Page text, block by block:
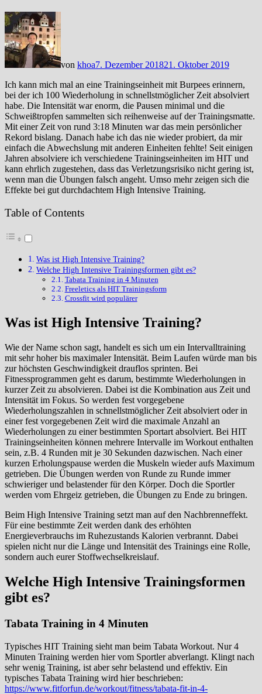
von khoa7. Dezember 201821. Oktober 2019
Ich kann mich mal an eine Trainingseinheit mit Burpees erinnern,
bei der ich 100 Wiederholung in schnellstmöglicher Zeit absolviert
habe. Die Intensität war enorm, die Pausen minimal und die
Schweißtropfen sammelten sich reihenweise auf der Trainingsmatte.
Mit einer Zeit von rund 3:18 Minuten war das mein persönlicher
Rekord bislang. Danach habe ich das nie wieder probiert, da mir
einfach die Abwechslung mit anderen Einheiten fehlte! Seit einigen
Jahren absolviere ich verschiedene Trainingseinheiten im HIT und
kann ehrlich zugestehen, dass das Verletzungsrisiko nicht gering ist,
wenn man die Übungen falsch angeht. Umso mehr zeigen sich die
Effekte bei gut durchdachtem High Intensive Training.
Table of Contents
Was ist High Intensive Training?
Welche High Intensive Trainingsformen gibt es?
Tabata Training in 4 Minuten
Freeletics als HIT Trainingsform
Crossfit wird populärer
Was ist High Intensive Training?
Wie der Name schon sagt, handelt es sich um ein Intervalltraining
mit sehr hoher bis maximaler Intensität. Beim Laufen würde man bis
zur höchsten Geschwindigkeit drauflos sprinten. Bei
Fitnessprogrammen geht es darum, bestimmte Wiederholungen in
kurzer Zeit zu absolvieren. Dabei ist die Kombination aus Zeit und
Intensität im Fokus. So werden fest vorgegebene
Wiederholungszahlen in schnellstmöglicher Zeit absolviert oder in
einer fest vorgegebenen Zeit wird die maximale Anzahl an
Wiederholungen zu einer bestimmten Sportart absolviert. Bei HIT
Trainingseinheiten können mehrere Intervalle im Workout enthalten
sein, z.B. 4 Runden mit je 30 Sekunden dazwischen. Nach einer
kurzen Erholungspause werden die Muskeln wieder aufs Maximum
getrieben. Die Übungen werden von Runde zu Runde immer
schwieriger und belastender für den Körper. Doch die Sportler
werden vom Ehrgeiz getrieben, die Übungen zu Ende zu bringen.
Beim High Intensive Training setzt man auf den Nachbrenneffekt.
Für eine bestimmte Zeit werden dank des erhöhten
Energieverbrauchs im Ruhezustands Kalorien verbrannt. Dabei
spielen nicht nur die Länge und Intensität des Trainings eine Rolle,
sondern auch eurer Stoffwechselkreislauf.
Welche High Intensive Trainingsformen
gibt es?
Tabata Training in 4 Minuten
Typisches HIT Training sieht man beim Tabata Workout. Nur 4
Minuten Training werden hier vom Sportler abverlangt. Klingt nach
sehr wenig Training, ist aber sehr belastend und effektiv. Ein
typisches Tabata Training wird hier beschrieben:
https://www.fitforfun.de/workout/fitness/tabata-fit-in-4-